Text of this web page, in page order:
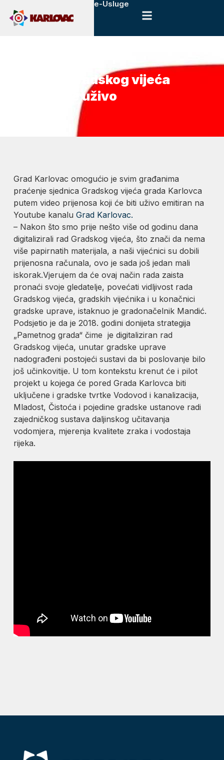
e-Usluge
Sjednice Gradskog vijeća
prenose se uživo
Grad Karlovac omogućio je svim građanima
praćenje sjednica Gradskog vijeća grada Karlovca
putem video prijenosa koji će biti uživo emitiran na
Youtube kanaluGrad Karlovac.
– Nakon što smo prije nešto više od godinu dana
digitalizirali rad Gradskog vijeća, što znači da nema
više papirnatih materijala, a naši vijećnici su dobili
prijenosna računala, ovo je sada još jedan mali
iskorak.Vjerujem da će ovaj način rada zaista
pronaći svoje gledatelje, povećati vidljivost rada
Gradskog vijeća, gradskih vijećnika i u konačnici
gradske uprave, istaknuo je gradonačelnik Mandić.
Podsjetio je da je 2018. godini donijeta strategija
„Pametnog grada“ čime je digitaliziran rad
Gradskog vijeća, unutar gradske uprave
nadograđeni postojeći sustavi da bi poslovanje bilo
još učinkovitije. U tom kontekstu krenut će i pilot
projekt u kojega će pored Grada Karlovca biti
uključene i gradske tvrtke Vodovod i kanalizacija,
Mladost, Čistoća i pojedine gradske ustanove radi
zajedničkog sustava daljinskog učitavanja
vodomjera, mjerenja kvalitete zraka i vodostaja
rijeka.